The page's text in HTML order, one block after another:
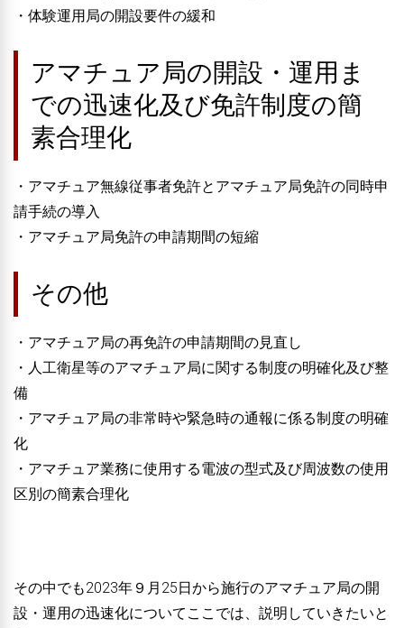
・体験運用局の開設要件の緩和
アマチュア局の開設・運用ま
での迅速化及び免許制度の簡
素合理化
・アマチュア無線従事者免許とアマチュア局免許の同時申
請手続の導入
・アマチュア局免許の申請期間の短縮
その他
・アマチュア局の再免許の申請期間の見直し
・人工衛星等のアマチュア局に関する制度の明確化及び整
備
・アマチュア局の非常時や緊急時の通報に係る制度の明確
化
・アマチュア業務に使用する電波の型式及び周波数の使用
区別の簡素合理化
その中でも2023年９月25日から施行のアマチュア局の開
設・運用の迅速化についてここでは、説明していきたいと